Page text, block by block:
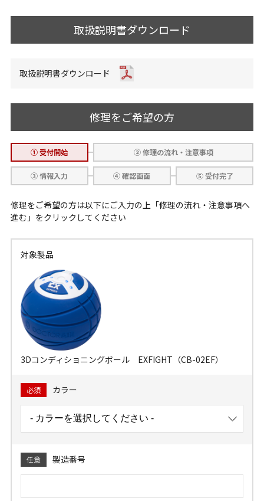
取扱説明書ダウンロード
取扱説明書ダウンロード
修理をご希望の方
① 受付開始 ② 修理の流れ・注意事項
③ 情報入力 ④ 確認画面 ⑤ 受付完了
修理をご希望の方は以下にご入力の上「修理の流れ・注意事項へ
進む」をクリックしてください
対象製品
3Dコンディショニングボール EXFIGHT（CB-02EF）
必須 カラー
任意 製造番号